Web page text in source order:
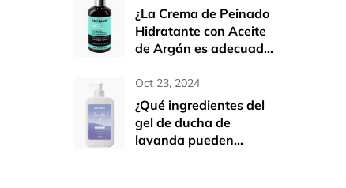
16 para lograr efectos
blanqueadores?
¿La Crema de Peinado
Hidratante con Aceite
de Argán es adecuada
Oct 23, 2024
¿Qué ingredientes del
gel de ducha de
lavanda pueden